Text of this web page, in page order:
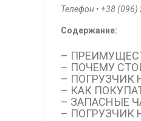
Телефон • +38
Содержание:
–
– ПОЧЕМУ
– ПОГРУЗЧИК
– КАК
– ЗАПАСНЫЕ
– ПОГРУЗЧИК